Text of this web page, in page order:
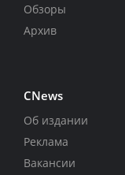
Обзоры
Архив
CNews
Об издании
Реклама
Вакансии